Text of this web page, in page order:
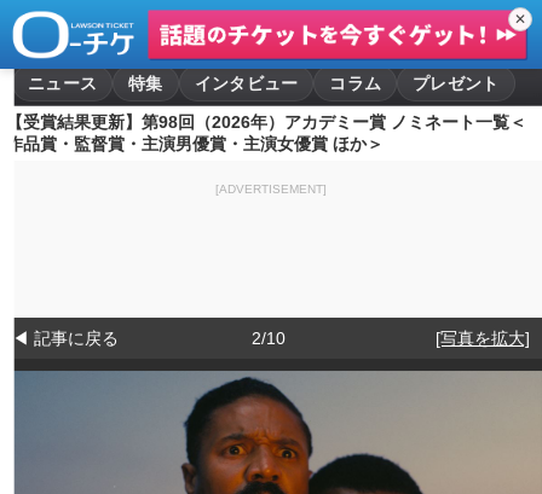
✕
ニュース 特集 インタビュー コラム
プレゼント
【受賞結果更新】第98回（2026年）アカデミー賞 ノミネート一覧＜
作品賞・監督賞・主演男優賞・主演女優賞 ほか＞
[ADVERTISEMENT]
◀ 記事に戻る 2/10 [写真を拡大]